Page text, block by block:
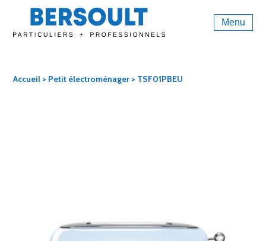
Menu
Accueil > Petit électroménager > TSF01PBEU